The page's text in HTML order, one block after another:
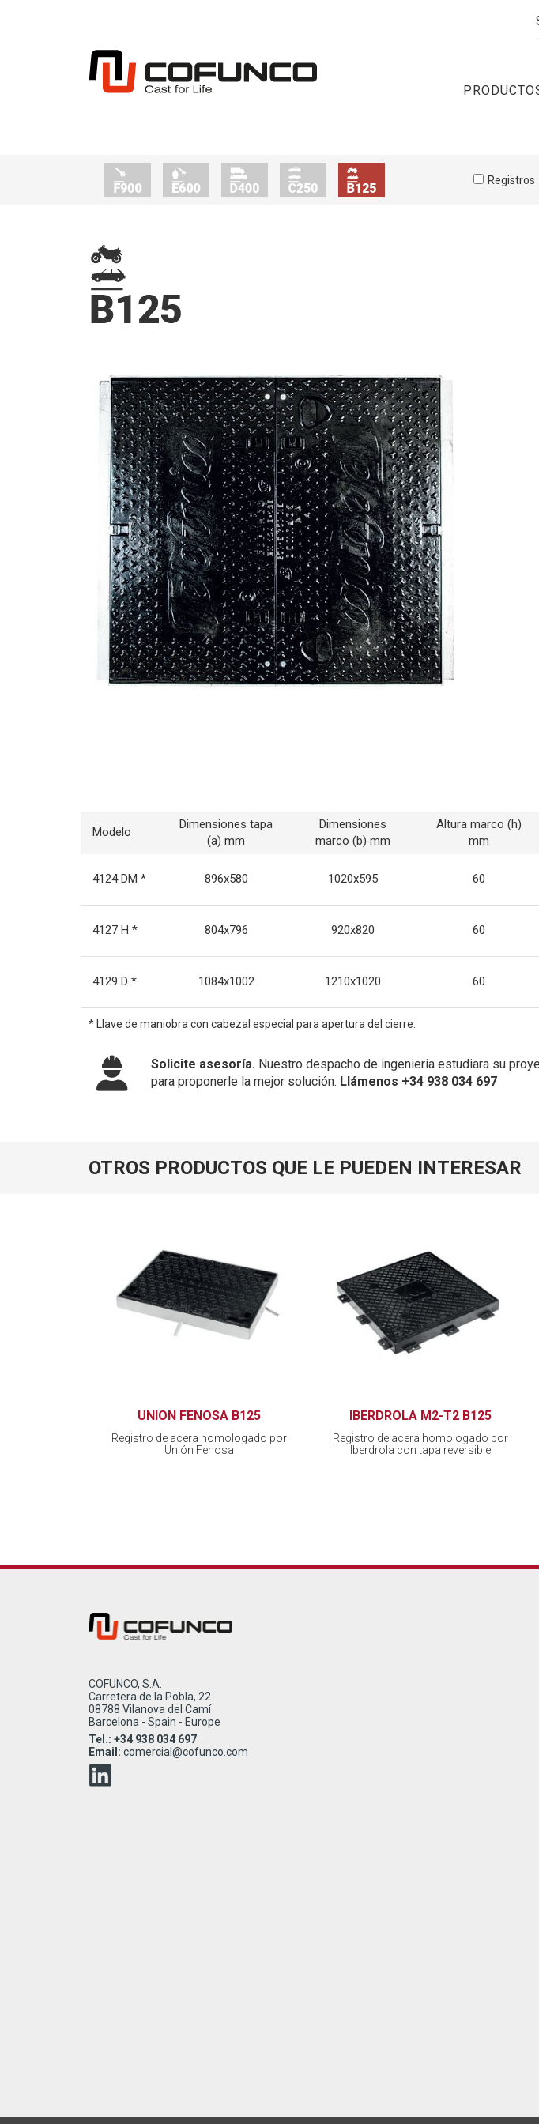
Registros
Modelo
Dimensiones tapa
(a) mm
Dimensiones
marco (b) mm
Altura marco (h)
mm
4124 DM * 896x580 1020x595 60
4127 H * 804x796 920x820 60
4129 D * 1084x1002 1210x1020 60
* Llave de maniobra con cabezal especial para apertura del cierre.
Solicite asesoría. Nuestro despacho de ingenieria estudiara su
para proponerle la mejor solución. Llámenos +34 938 034 697
OTROS PRODUCTOS QUE LE PUEDEN INTERESAR
UNION FENOSA B125
Registro de acera homologado por
Unión Fenosa
IBERDROLA M2-T2 B125
Registro de acera homologado por
Iberdrola con tapa reversible
COFUNCO, S.A.
Carretera de la Pobla, 22
08788 Vilanova del Camí
Barcelona - Spain - Europe
Tel.: +34 938 034 697
Email: comercial@cofunco.com